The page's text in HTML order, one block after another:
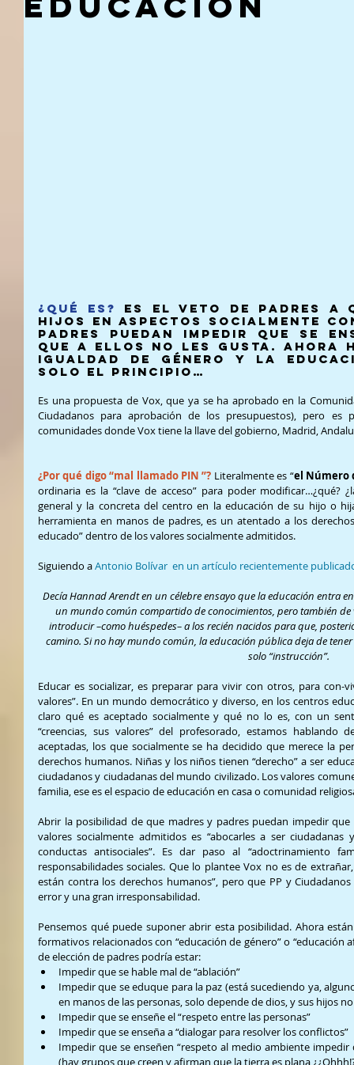
¿Qué es? Es el veto de padres a
hijos en aspectos socialmente
padres puedan impedir que se
que a ellos no les gusta. Ahora
Igualdad de género y la
solo el principio…
Es una propuesta de Vox, que ya se ha aprobado en la
Ciudadanos para aprobación de los presupuestos), pero
comunidades donde Vox tiene la llave del gobierno, Madrid,
¿Por qué digo “mal llamado PIN ”? Literalmente es “el Número
ordinaria es la “clave de acceso” para poder modificar…¿qué?
general y la concreta del centro en la educación de su hijo o
herramienta en manos de padres, es un atentado a los
educado” dentro de los valores socialmente admitidos.
Siguiendo a Antonio Bolívar  en un artículo recientemente
Decía Hannad Arendt en un célebre ensayo que la educación entra
un mundo común compartido de conocimientos, pero también
introducir –como huéspedes– a los recién nacidos para que,
camino. Si no hay mundo común, la educación pública deja de
solo “instrucción”.
Educar es socializar, es preparar para vivir con otros, para con-
valores”. En un mundo democrático y diverso, en los centros
claro qué es aceptado socialmente y qué no lo es, con un
“creencias, sus valores” del profesorado, estamos hablando
aceptadas, los que socialmente se ha decidido que merece la
derechos humanos. Niñas y los niños tienen “derecho” a ser
ciudadanos y ciudadanas del mundo civilizado. Los valores
familia, ese es el espacio de educación en casa o comunidad
Abrir la posibilidad de que madres y padres puedan impedir
valores socialmente admitidos es “abocarles a ser
conductas antisociales”. Es dar paso al “adoctrinamiento
responsabilidades sociales. Que lo plantee Vox no es de
están contra los derechos humanos”, pero que PP y
error y una gran irresponsabilidad.
Pensemos qué puede suponer abrir esta posibilidad. Ahora
formativos relacionados con “educación de género” o “educación
de elección de padres podría estar:
Impedir que se hable mal de “ablación”
Impedir que se eduque para la paz (está sucediendo ya,
en manos de las personas, solo depende de dios, y sus hijos
Impedir que se enseñe el “respeto entre las personas”
Impedir que se enseña a “dialogar para resolver los conflictos”
Impedir que se enseñen “respeto al medio ambiente
(hay grupos que creen y afirman que la tierra es plana